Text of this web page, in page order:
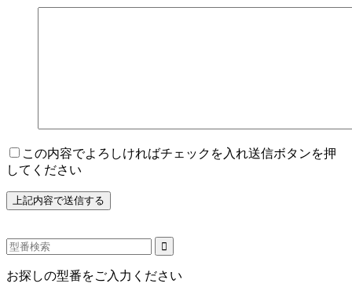
この内容でよろしければチェックを入れ送信ボタンを押
してください
お探しの型番をご入力ください